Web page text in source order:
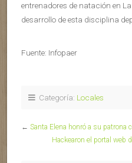
entrenadores de natación en
desarrollo de esta disciplina
Fuente: Infopaer
Categoría: Locales
← Santa Elena honró a su patrona
Hackearon el portal web